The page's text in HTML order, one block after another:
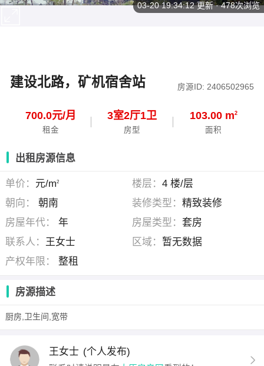
建设北路，矿机宿舍站 房源ID: 2406502965
700.0元/月
租金
3室2厅1卫
房型
103.00 m2
面积
03-20 19:34:12更新 · 478次浏览
出租房源信息
单价： 元/m2 楼层： 4 楼/层
朝向：
朝南 装修类型： 精致装修
房屋年代：
年 房屋类型： 套房
联系人： 王女士 区域： 暂无数据
产权年限：
整租
房源描述
厨房,卫生间,宽带
王女士 (个人发布)